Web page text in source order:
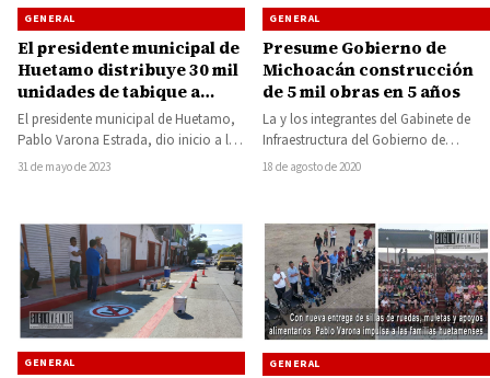
GENERAL
El presidente municipal de
Huetamo distribuye 30 mil
unidades de tabique a
mujeres jefas de familia en
un esfuerzo por mejorar
viviendas
El presidente municipal de Huetamo,
Pablo Varona Estrada, dio inicio a la
distribución de 30 mil unidades de…
31 de mayo de 2023
GENERAL
Presume Gobierno de
Michoacán construcción
de 5 mil obras en 5 años
La y los integrantes del Gabinete de
Infraestructura del Gobierno de
Michoacán dieron a conocer las cinco
18 de agosto de 2020
GENERAL GENERAL